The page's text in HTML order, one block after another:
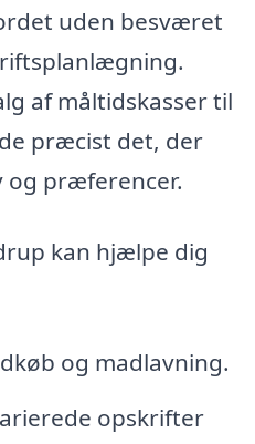
uden besværet
af måltidskasser til
præcist det, der
og præferencer.
kan hjælpe dig
og madlavning.
opskrifter